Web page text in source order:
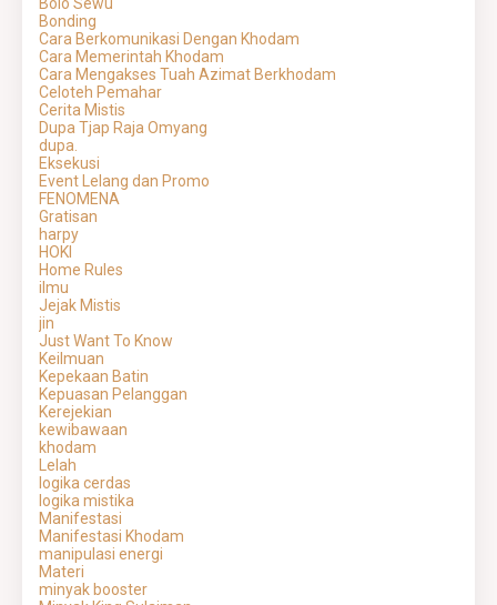
Bonding
Cara Berkomunikasi Dengan Khodam
Cara Memerintah Khodam
Cara Mengakses Tuah Azimat Berkhodam
Celoteh Pemahar
Cerita Mistis
Dupa Tjap Raja Omyang
dupa.
Eksekusi
Event Lelang dan Promo
FENOMENA
Gratisan
harpy
HOKI
Home Rules
ilmu
Jejak Mistis
jin
Just Want To Know
Keilmuan
Kepekaan Batin
Kepuasan Pelanggan
Kerejekian
kewibawaan
khodam
Lelah
logika cerdas
logika mistika
Manifestasi
Manifestasi Khodam
manipulasi energi
Materi
minyak booster